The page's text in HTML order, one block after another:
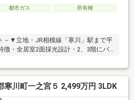
都市ガス
所有権
－▼立地・JR相模線「寒川」駅まで平
・全居室2面採光設計・2、3階にバ
は多目的に活用可能なユーティリティ
付、キッチンには床下収納スペースを
▼2026年2月内外装リフォーム内容
トイレ、洗面台 等【設置】建具、食洗
グ上張り、クロス全面張替、屋根・外
寒川町一之宮５ 2,499万円 3LDK